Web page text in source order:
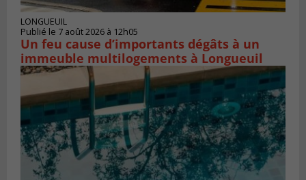
LONGUEUIL
Publié le 7 août 2026 à 12h05
Un feu cause d’importants dégâts à un
immeuble multilogements à Longueuil